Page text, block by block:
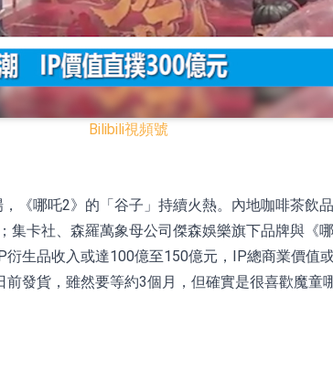
券投資基金臨時停牌
臨時停牌
九福來(08611.HK)跌21.01%
，辰興發展(02286.HK)漲+64.91%
Bilibili視頻號
《哪吒2》的「谷子」持續火熱。內地咖啡茶
卡社、森羅萬象母公司傑森娛樂旗下品牌與《
生品收入或達100億至150億元，IP總商業價值
發貨，雖然要等約3個月，但確實是很喜歡魔